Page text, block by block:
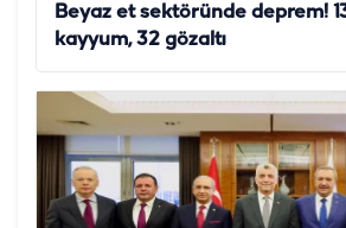
Beyaz et sektöründe deprem!
kayyum, 32 gözaltı